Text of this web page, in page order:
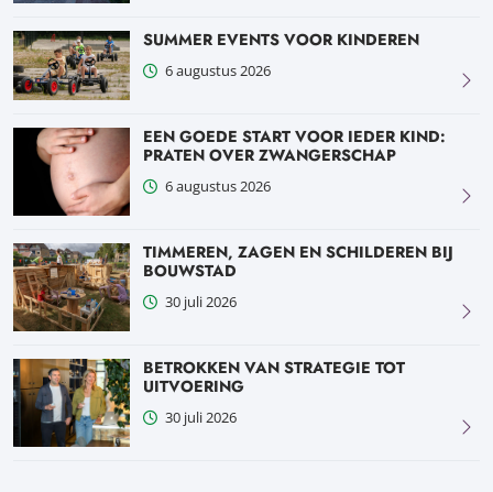
SUMMER EVENTS VOOR KINDEREN
6 augustus 2026
EEN GOEDE START VOOR IEDER KIND:
PRATEN OVER ZWANGERSCHAP
6 augustus 2026
TIMMEREN, ZAGEN EN SCHILDEREN BIJ
BOUWSTAD
30 juli 2026
BETROKKEN VAN STRATEGIE TOT
UITVOERING
30 juli 2026